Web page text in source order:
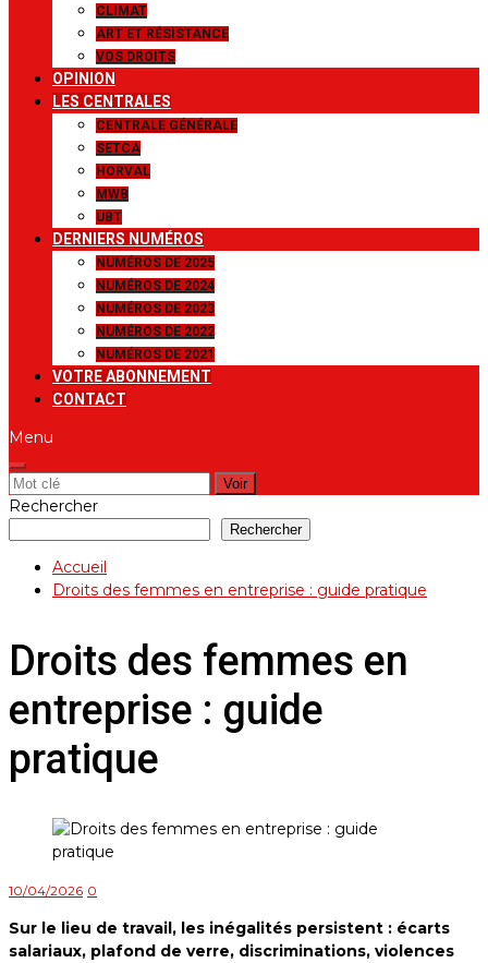
CLIMAT
ART ET RÉSISTANCE
VOS DROITS
OPINION
LES CENTRALES
CENTRALE GÉNÉRALE
SETCA
HORVAL
MWB
UBT
DERNIERS NUMÉROS
NUMÉROS DE 2025
NUMÉROS DE 2024
NUMÉROS DE 2023
NUMÉROS DE 2022
NUMÉROS DE 2021
VOTRE ABONNEMENT
CONTACT
Menu
Rechercher:
Rechercher
Rechercher
Accueil
Droits des femmes en entreprise : guide pratique
Droits des femmes en
entreprise : guide
pratique
10/04/2026 0
Sur le lieu de travail, les inégalités persistent : écarts
salariaux, plafond de verre, discriminations, violences